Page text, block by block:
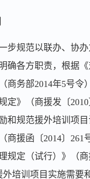
步规范以联办、协
确各方职责，根据
商务部2014年5号令
定》（商援发〔2010
和规范援外培训项
商援函〔2014〕261
规定（试行）》（商
培训项目实施需要